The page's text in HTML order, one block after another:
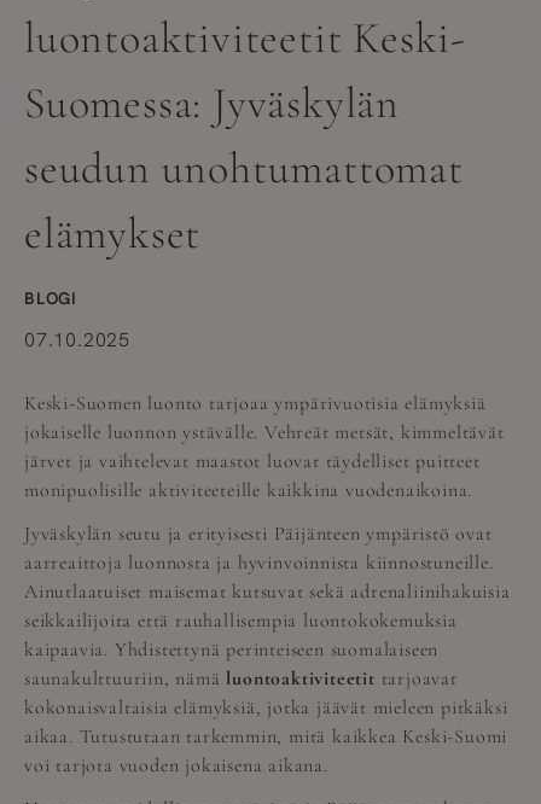
luontoaktiviteetit Keski-
Suomessa: Jyväskylän
seudun unohtumattomat
elämykset
BLOGI
07.10.2025
Keski-Suomen luonto tarjoaa ympärivuotisia elämyksiä
jokaiselle luonnon ystävälle. Vehreät metsät, kimmeltävät
järvet ja vaihtelevat maastot luovat täydelliset puitteet
monipuolisille aktiviteeteille kaikkina vuodenaikoina.
Jyväskylän seutu ja erityisesti Päijänteen ympäristö ovat
aarreaittoja luonnosta ja hyvinvoinnista kiinnostuneille.
Ainutlaatuiset maisemat kutsuvat sekä adrenaliinihakuisia
seikkailijoita että rauhallisempia luontokokemuksia
kaipaavia. Yhdistettynä perinteiseen suomalaiseen
saunakulttuuriin, nämäluontoaktiviteetit tarjoavat
kokonaisvaltaisia elämyksiä, jotka jäävät mieleen pitkäksi
aikaa. Tutustutaan tarkemmin, mitä kaikkea Keski-Suomi
voi tarjota vuoden jokaisena aikana.